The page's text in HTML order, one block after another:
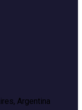
Argentina